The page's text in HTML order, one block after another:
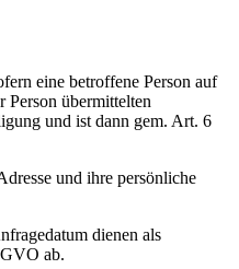
eine betroffene Person auf
übermittelten
und ist dann gem. Art. 6
und ihre persönliche
dienen als
ab.